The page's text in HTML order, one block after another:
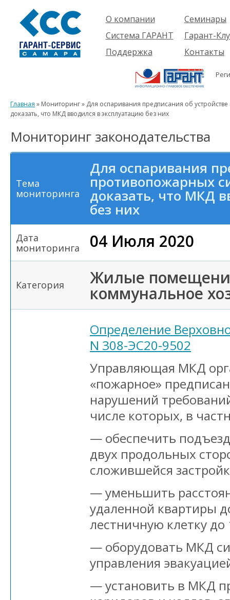
О компании
Компания
Проекты
Партнеры
Вакансии
Реквизиты
Информация
Система ГАРАНТ
О системе
решения
Комплекты
Новинки
История
Поддержка
Пользователям
Будущим
пользователям
Семинары
Об услуге
семинары
Гарант-
Контакты
Главная » Мониторинг » Для оспаривания предписания об
доказать, что МКД вводился в эксплуатацию без них
Мониторинг законодательства
Тема
мониторинга
Для оспаривания
противопожарных
доказать, что МКД
без них
Дата
мониторинга
04 Июля 2020
Категория Жилые
коммунальное
Определение
N 308-ЭС20-9502
Управляющая МКД
«пожарное»
нарушений
числе которых, в
— обеспечить
двух продольных
сложившейся
— уменьшить
удаленной квартиры
лестничную клетку до
— оборудовать МКД
управления
— установить в МКД